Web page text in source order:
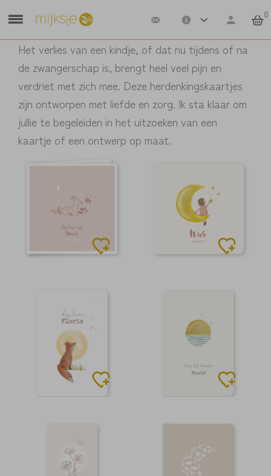
0
Het verlies van een kindje, of dat nu tijdens of na
de zwangerschap is, brengt heel veel pijn en
verdriet met zich mee. Deze herdenkingskaartjes
zijn ontworpen met liefde en zorg. Ik sta klaar om
jullie te begeleiden in het uitzoeken van een
kaartje of een ontwerp op maat.